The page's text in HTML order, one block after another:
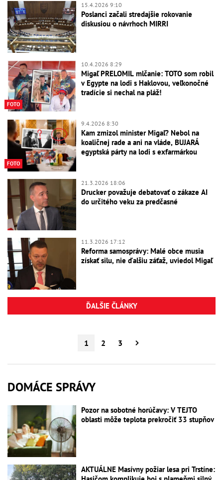
15.4.2026 9:10
Poslanci začali stredajšie rokovanie
diskusiou o návrhoch MIRRI
FOTO
10.4.2026 8:29
Migaľ PRELOMIL mlčanie: TOTO som robil
v Egypte na lodi s Haklovou, veľkonočné
tradície si nechal na pláž!
FOTO
9.4.2026 8:30
Kam zmizol minister Migaľ? Nebol na
koaličnej rade a ani na vláde, BUJARÁ
egyptská párty na lodi s exfarmárkou
21.3.2026 18:06
Drucker považuje debatovať o zákaze AI
do určitého veku za predčasné
11.3.2026 17:12
Reforma samosprávy: Malé obce musia
získať silu, nie ďalšiu záťaž, uviedol Migaľ
ĎALŠIE ČLÁNKY
1 2 3
DOMÁCE SPRÁVY
Pozor na sobotné horúčavy: V TEJTO
oblasti môže teplota prekročiť 33 stupňov
AKTUÁLNE Masívny požiar lesa pri Trstíne: